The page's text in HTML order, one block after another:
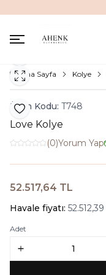
Ana Sayfa Kolye
Favoriye Ekle
Ürün Kodu: T748
Love Kolye
(0)Yorum Yap
52.517,64 TL
Havale fiyatı: 52.512,39
Adet